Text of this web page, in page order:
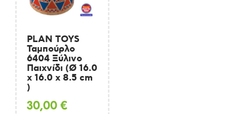
PLAN TOYS
Ταμπούρλο
6404 Ξύλινο
Παιχνίδι (Ø 16.0
x 16.0 x 8.5 cm
)
30,00€